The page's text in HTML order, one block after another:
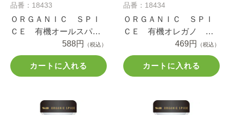
品番：18433
ＯＲＧＡＮＩＣ ＳＰＩ
ＣＥ 有機オールスパイ
ス（パウダー） ２０ｇ
588円 （税込）
カートに入れる
品番：18434
ＯＲＧＡＮＩＣ ＳＰＩ
ＣＥ 有機オレガノ ５.
469円 （税込）
カートに入れる